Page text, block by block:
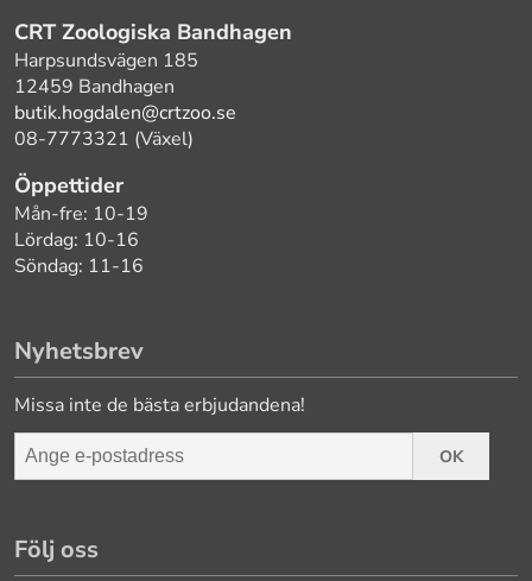
CRT Zoologiska Bandhagen
Harpsundsvägen 185
12459 Bandhagen
butik.hogdalen@crtzoo.se
08-7773321 (Växel)
Öppettider
Mån-fre: 10-19
Lördag: 10-16
Söndag: 11-16
Nyhetsbrev
Missa inte de bästa erbjudandena!
OK
Följ oss